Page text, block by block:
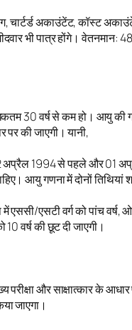
चार्टर्ड अकाउंटेंट, कॉस्ट
भी पात्र होंगे। वेतनमान:
30 वर्ष से कम हो। आयु की
की जाएगी। यानी,
अप्रैल 1994 से पहले और 01
आयु गणना में दोनों तिथियां
एसटी वर्ग को पांच वर्ष,
10 वर्ष की छूट दी जाएगी।
परीक्षा और साक्षात्कार के
जाएगा।